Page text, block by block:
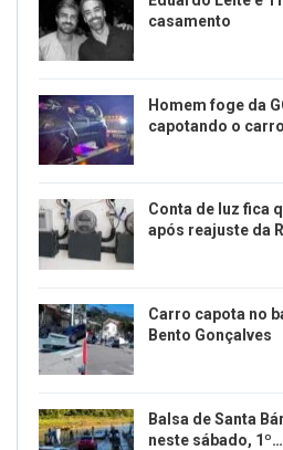
casamento
Homem foge da
capotando o
Conta de luz fica
após reajuste da
Carro capota no
Bento Gonçalves
Balsa de Santa
neste sábado, 1º…